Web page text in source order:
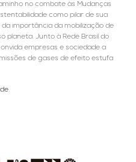
no combate às Mudanças
como pilar de sua
importância da mobilização de
planeta. Junto à Rede Brasil do
empresas e sociedade a
de gases de efeito estufa